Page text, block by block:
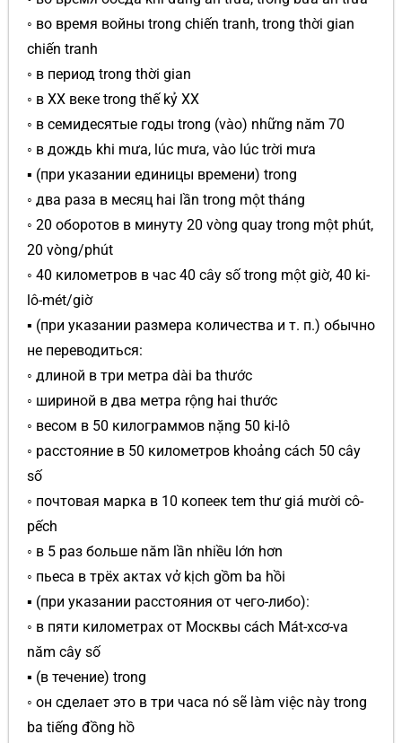
◦ во время войны trong chiến tranh, trong thời gian
chiến tranh
◦ в период trong thời gian
◦ в XX веке trong thế kỷ XX
◦ в семидесятые годы trong (vào) những năm 70
◦ в дождь khi mưa, lúc mưa, vào lúc trời mưa
▪ (при указании единицы времени) trong
◦ два раза в месяц hai lần trong một tháng
◦ 20 оборотов в минуту 20 vòng quay trong một phút,
20 vòng/phút
◦ 40 километров в час 40 cây số trong một giờ, 40 ki-
lô-mét/giờ
▪ (при указании размера количества и т. п.) обычно
не переводиться:
◦ длиной в три метра dài ba thước
◦ шириной в два метра rộng hai thước
◦ весом в 50 килограммов nặng 50 ki-lô
◦ расстояние в 50 километров khoảng cách 50 cây
số
◦ почтовая марка в 10 копеек tem thư giá mười cô-
pếch
◦ в 5 раз больше năm lần nhiều lớn hơn
◦ пьеса в трёх актах vở kịch gồm ba hồi
▪ (при указании расстояния от чего-либо):
◦ в пяти километрах от Москвы cách Mát-xcơ-va
năm cây số
▪ (в течение) trong
◦ он сделает это в три часа nó sẽ làm việc này trong
ba tiếng đồng hồ